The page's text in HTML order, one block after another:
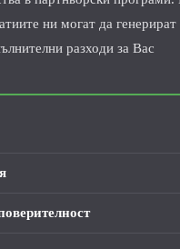
ни могат да
разходи за Вас